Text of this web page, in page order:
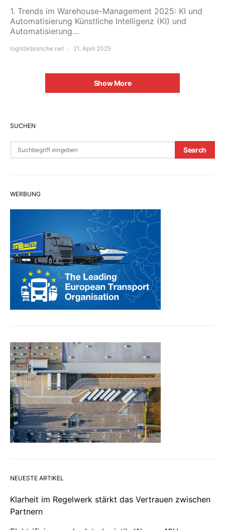
1. Trends im Warehouse-Management 2025: KI und
Automatisierung Künstliche Intelligenz (KI) und
Automatisierung…
logistikbranche.net 21. April 2025
Show More
SUCHEN
Search
WERBUNG
NEUESTE ARTIKEL
Klarheit im Regelwerk stärkt das Vertrauen zwischen
Partnern